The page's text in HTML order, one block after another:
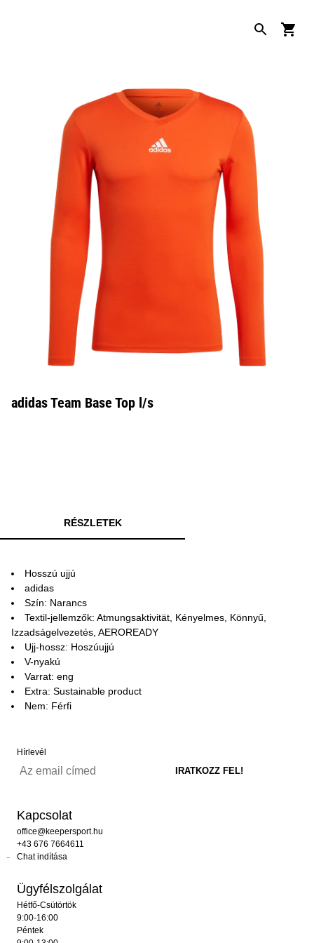
adidas Team Base Top l/s
RÉSZLETEK
Hosszú ujjú
adidas
Szín: Narancs
Textil-jellemzők: Atmungsaktivität, Kényelmes, Könnyű,
Izzadságelvezetés, AEROREADY
Ujj-hossz: Hoszúujjú
V-nyakú
Varrat: eng
Extra: Sustainable product
Nem: Férfi
Hírlevél
Kapcsolat
office@keepersport.hu
+43 676 7664611
Chat indítása
Ügyfélszolgálat
Hétfő-Csütörtök
9:00-16:00
Péntek